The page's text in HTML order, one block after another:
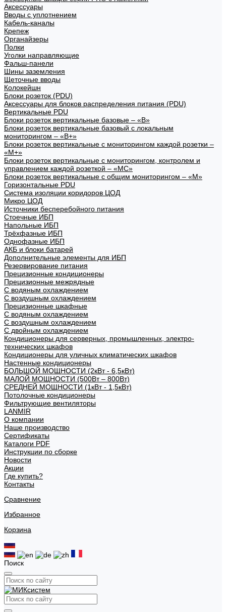
Аксессуары
Вводы с уплотнением
Кабель-каналы
Крепеж
Органайзеры
Полки
Уголки направляющие
Фальш-панели
Шины заземления
Щеточные вводы
Колокейшн
Блоки розеток (PDU)
Аксессуары для блоков распределения питания (PDU)
Вертикальные PDU
Блоки розеток вертикальные базовые – «В»
Блоки розеток вертикальные базовый с локальным
мониторингом – «В+»
Блоки розеток вертикальные с мониторингом каждой розетки –
«М+»
Блоки розеток вертикальные с мониторингом, контролем и
управлением каждой розеткой – «МС»
Блоки розеток вертикальные с общим мониторингом – «М»
Горизонтальные PDU
Система изоляции коридоров ЦОД
Микро ЦОД
Источники бесперебойного питания
Стоечные ИБП
Напольные ИБП
Трёхфазные ИБП
Однофазные ИБП
АКБ и блоки батарей
Дополнительные элементы для ИБП
Резервирование питания
Прецизионные кондиционеры
Прецизионные межрядные
С водяным охлаждением
С воздушным охлаждением
Прецизионные шкафные
С водяным охлаждением
С воздушным охлаждением
С двойным охлаждением
Кондиционеры для серверных, промышленных, электро-
технических шкафов
Кондиционеры для уличных климатических шкафов
Настенные кондиционеры
БОЛЬШОЙ МОЩНОСТИ (2кВт - 6,5кВт)
МАЛОЙ МОЩНОСТИ (500Вт – 800Вт)
СРЕДНЕЙ МОЩНОСТИ (1кВт - 1,5кВт)
Потолочные кондиционеры
Фильтрующие вентиляторы
LANMIR
О компании
Наше производство
Сертификаты
Каталоги PDF
Инструкции по сборке
Новости
Акции
Где купить?
Контакты
Сравнение
Избранное
Корзина
Поиск